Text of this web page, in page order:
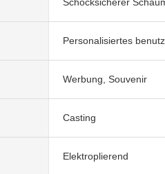
Personalisiertes
Werbung, Souvenir
Casting
Elektroplierend